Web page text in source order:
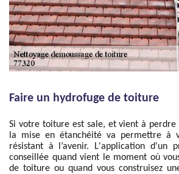
Faire un hydrofuge de toiture
Si votre toiture est sale, et vient à
la mise en étanchéité va permettre à
résistant à l’avenir. L'application d'un
conseillée quand vient le moment où
de toiture ou quand vous construisez